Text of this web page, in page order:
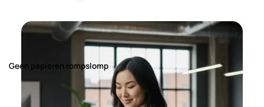
Geen papieren rompslomp